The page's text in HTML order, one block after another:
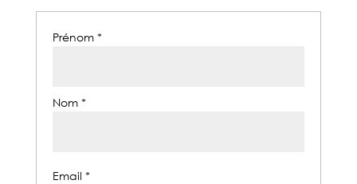
Prénom *
Nom *
Email *